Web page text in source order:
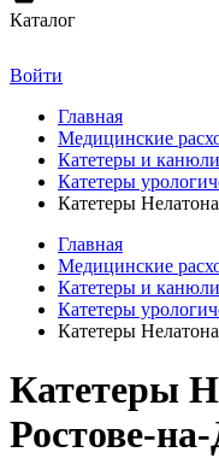
Каталог
Войти
Главная
Медицинские
Катетеры и канюли
Катетеры
Катетеры Нелатона
Главная
Медицинские
Катетеры и канюли
Катетеры
Катетеры Нелатона
Катетеры
Ростове-